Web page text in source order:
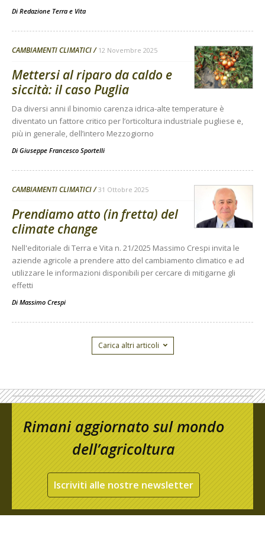
Di Redazione Terra e Vita
CAMBIAMENTI CLIMATICI 12 Novembre 2025
Mettersi al riparo da caldo e
siccità: il caso Puglia
Da diversi anni il binomio carenza idrica-alte temperature è
diventato un fattore critico per l’orticoltura industriale pugliese e,
più in generale, dell’intero Mezzogiorno
Di Giuseppe Francesco Sportelli
CAMBIAMENTI CLIMATICI 31 Ottobre 2025
Prendiamo atto (in fretta) del
climate change
Nell'editoriale di Terra e Vita n. 21/2025 Massimo Crespi invita le
aziende agricole a prendere atto del cambiamento climatico e ad
utilizzare le informazioni disponibili per cercare di mitigarne gli
effetti
Di Massimo Crespi
Carica altri articoli
Rimani aggiornato sul mondo
dell’agricoltura
Iscriviti alle nostre newsletter